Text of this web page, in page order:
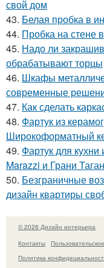
свой дом
43. Белая пробка в
44. Пробка на стене
45. Надо ли
обрабатывают торцы
46. Шкафы
современные
47. Как сделать
48. Фартук из
Широкоформатный
49. Фартук для
Marazzi и Грани
50. Безграничные
дизайн квартиры
© 2026 Дизайн интерьера
Контакты
Политика